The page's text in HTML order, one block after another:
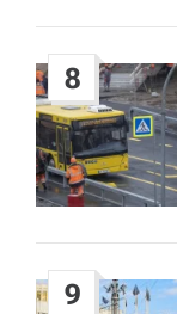
8
9